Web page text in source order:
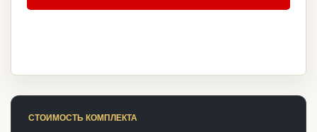
СТОИМОСТЬ КОМПЛЕКТА